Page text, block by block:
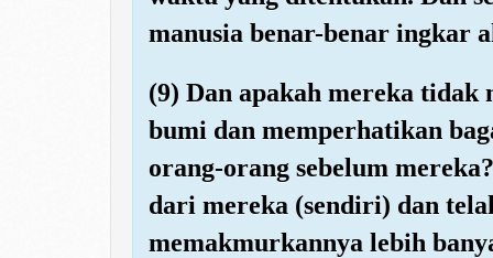
manusia benar-benar ingkar
(9) Dan apakah mereka tidak
bumi dan memperhatikan
orang-orang sebelum
dari mereka (sendiri) dan
memakmurkannya lebih